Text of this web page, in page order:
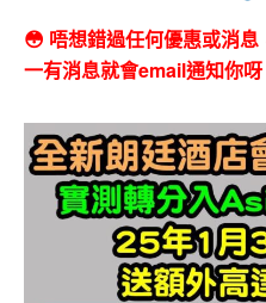
😳 唔想錯過任何優惠或消息
一有消息就會email通知你呀